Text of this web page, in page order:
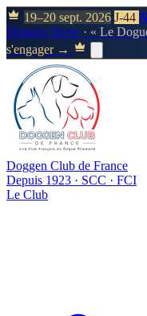
19–20 sept. 2026 J-44
Doggen Show · « Le
s'engager →
Doggen Club de France
Depuis 1923 · SCC · FCI
Le Club